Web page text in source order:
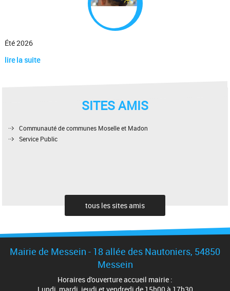
Été 2026
lire la suite
SITES AMIS
Communauté de communes Moselle et Madon
Service Public
tous les sites amis
Mairie de Messein - 18 allée des Nautoniers, 54850
Messein
Horaires d'ouverture accueil mairie :